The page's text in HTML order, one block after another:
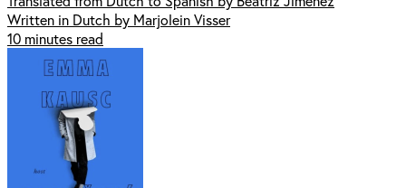
Written in Dutch by Marjolein Visser
10 minutes read